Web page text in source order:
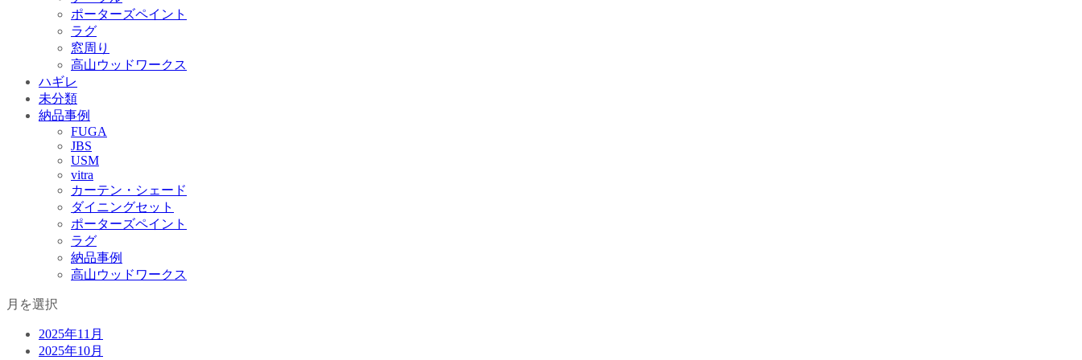
ポーターズペイント
ラグ
窓周り
高山ウッドワークス
ハギレ
未分類
納品事例
FUGA
JBS
USM
vitra
カーテン・シェード
ダイニングセット
ポーターズペイント
ラグ
納品事例
高山ウッドワークス
月を選択
2025年11月
2025年10月